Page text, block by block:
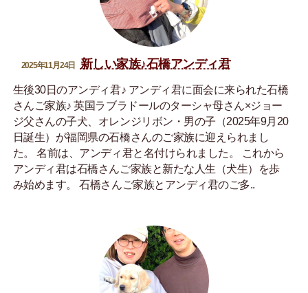
2025年11月24日 新しい家族♪石橋アンディ君
生後30日のアンディ君♪ アンディ君に面会に来られた石橋
さんご家族♪ 英国ラブラドールのターシャ母さん×ジョー
ジ父さんの子犬、オレンジリボン・男の子（2025年9月20
日誕生）が福岡県の石橋さんのご家族に迎えられまし
た。 名前は、アンディ君と名付けられました。 これから
アンディ君は石橋さんご家族と新たな人生（犬生）を歩
み始めます。 石橋さんご家族とアンディ君のご多..